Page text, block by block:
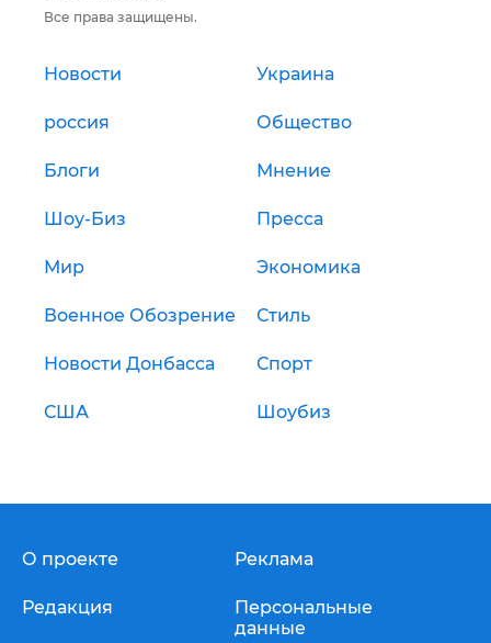
Все права защищены.
Новости Украина
россия Общество
Блоги Мнение
Шоу-Биз Пресса
Мир Экономика
Военное Обозрение Стиль
Новости Донбасса Спорт
США Шоубиз
О проекте
Редакция
Реклама
Персональные
данные